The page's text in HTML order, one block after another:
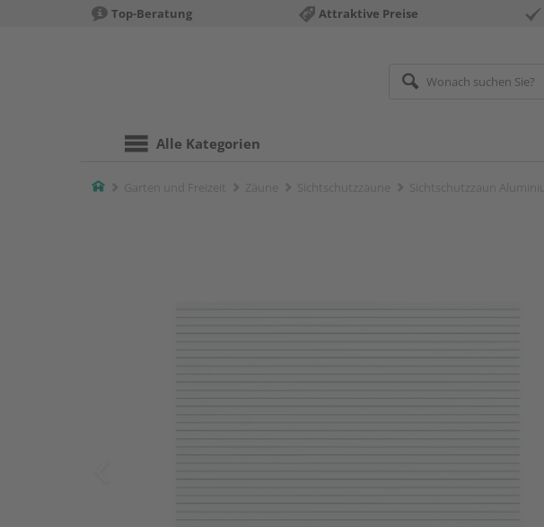
Top-Beratung Attraktive Preise
Alle Kategorien
Home